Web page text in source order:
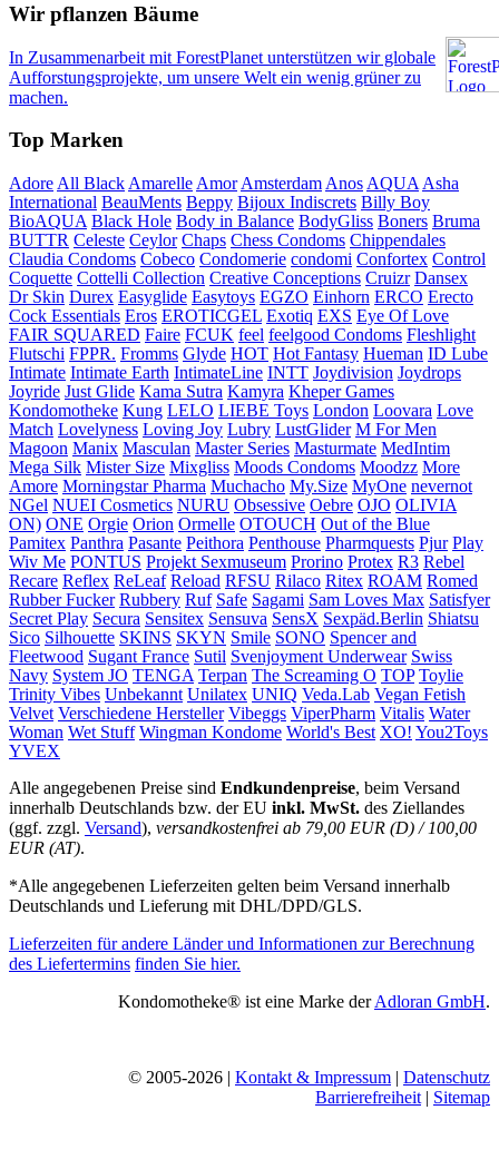
Wir pflanzen Bäume
In Zusammenarbeit mit ForestPlanet unterstützen wir globale
Aufforstungsprojekte, um unsere Welt ein wenig grüner zu
machen.
Top Marken
Adore All Black Amarelle Amor Amsterdam Anos AQUA Asha
International BeauMents Beppy Bijoux Indiscrets Billy Boy
BioAQUA Black Hole Body in Balance BodyGliss Boners Bruma
BUTTR Celeste Ceylor Chaps Chess Condoms Chippendales
Claudia Condoms Cobeco Condomerie condomi Confortex Control
Coquette Cottelli Collection Creative Conceptions Cruizr Dansex
Dr Skin Durex Easyglide Easytoys EGZO Einhorn ERCO Erecto
Cock Essentials Eros EROTICGEL Exotiq EXS Eye Of Love
FAIR SQUARED Faire FCUK feel feelgood Condoms Fleshlight
Flutschi FPPR. Fromms Glyde HOT Hot Fantasy Hueman ID Lube
Intimate Intimate Earth IntimateLine INTT Joydivision Joydrops
Joyride Just Glide Kama Sutra Kamyra Kheper Games
Kondomotheke Kung LELO LIEBE Toys London Loovara Love
Match Lovelyness Loving Joy Lubry LustGlider M For Men
Magoon Manix Masculan Master Series Masturmate MedIntim
Mega Silk Mister Size Mixgliss Moods Condoms Moodzz More
Amore Morningstar Pharma Muchacho My.Size MyOne nevernot
NGel NUEI Cosmetics NURU Obsessive Oebre OJO OLIVIA
ON) ONE Orgie Orion Ormelle OTOUCH Out of the Blue
Pamitex Panthra Pasante Peithora Penthouse Pharmquests Pjur Play
Wiv Me PONTUS Projekt Sexmuseum Prorino Protex R3 Rebel
Recare Reflex ReLeaf Reload RFSU Rilaco Ritex ROAM Romed
Rubber Fucker Rubbery Ruf Safe Sagami Sam Loves Max Satisfyer
Secret Play Secura Sensitex Sensuva SensX Sexpäd.Berlin Shiatsu
Sico Silhouette SKINS SKYN Smile SONO Spencer and
Fleetwood Sugant France Sutil Svenjoyment Underwear Swiss
Navy System JO TENGA Terpan The Screaming O TOP Toylie
Trinity Vibes Unbekannt Unilatex UNIQ Veda.Lab Vegan Fetish
Velvet Verschiedene Hersteller Vibeggs ViperPharm Vitalis Water
Woman Wet Stuff Wingman Kondome World's Best XO! You2Toys
YVEX
Alle angegebenen Preise sind Endkundenpreise, beim Versand
innerhalb Deutschlands bzw. der EU inkl. MwSt. des Ziellandes
(ggf. zzgl. Versand), versandkostenfrei ab 79,00 EUR (D) / 100,00
EUR (AT).
*Alle angegebenen Lieferzeiten gelten beim Versand innerhalb
Deutschlands und Lieferung mit DHL/DPD/GLS.
Lieferzeiten für andere Länder und Informationen zur Berechnung
des Liefertermins finden Sie hier.
Kondomotheke® ist eine Marke derAdloran GmbH.
© 2005-2026 | Kontakt & Impressum | Datenschutz
Barrierefreiheit | Sitemap